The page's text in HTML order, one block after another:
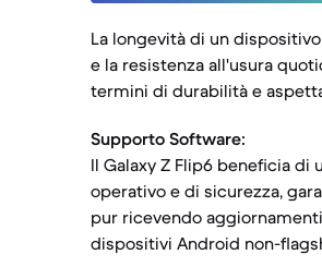
La longevità di un
e la resistenza all'usura
termini di durabilità e
Supporto Software:
Il Galaxy Z Flip6 beneficia
operativo e di sicurezza,
pur ricevendo
dispositivi Android non-